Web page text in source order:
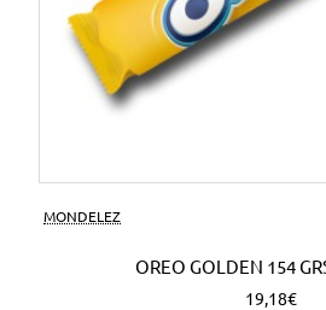
MONDELEZ
OREO GOLDEN 154
19,18€